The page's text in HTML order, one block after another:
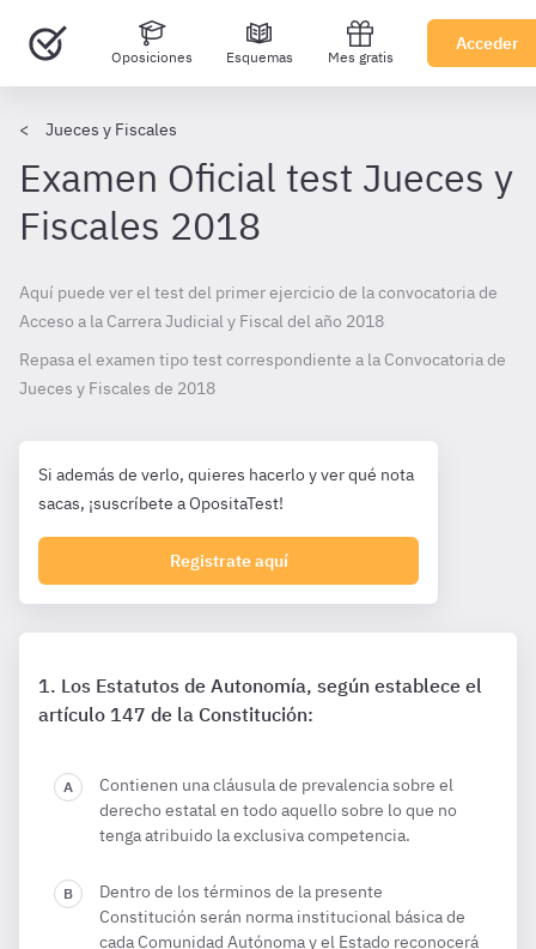
Oposiciones Esquemas Mes gratis
Acceder
Jueces y Fiscales
Examen Oficial test Jueces y
Fiscales 2018
Aquí puede ver el test del primer ejercicio de la convocatoria de
Acceso a la Carrera Judicial y Fiscal del año 2018
Repasa el examen tipo test correspondiente a la Convocatoria de
Jueces y Fiscales de 2018
Si además de verlo, quieres hacerlo y ver qué nota
sacas, ¡suscríbete a OpositaTest!
Registrate aquí
Los Estatutos de Autonomía, según establece el
artículo 147 de la Constitución:
Contienen una cláusula de prevalencia sobre el
derecho estatal en todo aquello sobre lo que no
tenga atribuido la exclusiva competencia.
Dentro de los términos de la presente
Constitución serán norma institucional básica de
cada Comunidad Autónoma y el Estado reconocerá